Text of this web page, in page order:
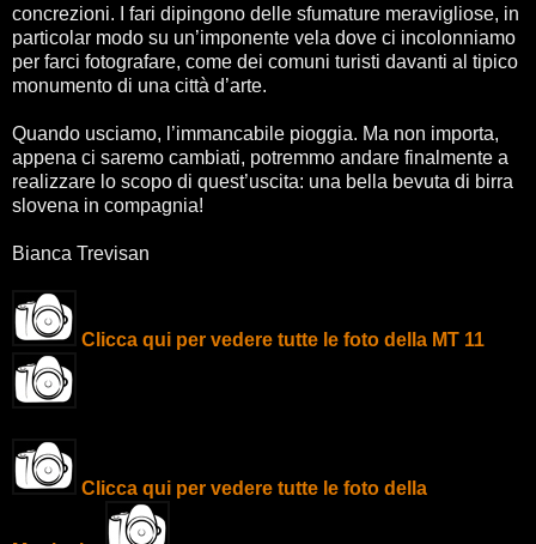
concrezioni. I fari dipingono delle sfumature meravigliose, in
particolar modo su un’imponente vela dove ci incolonniamo
per farci fotografare, come dei comuni turisti davanti al tipico
monumento di una città d’arte.
Quando usciamo, l’immancabile pioggia. Ma non importa,
appena ci saremo cambiati, potremmo andare finalmente a
realizzare lo scopo di quest’uscita: una bella bevuta di birra
slovena in compagnia!
Bianca Trevisan
Clicca qui per vedere tutte le foto della MT 11
Clicca qui per vedere tutte le foto della